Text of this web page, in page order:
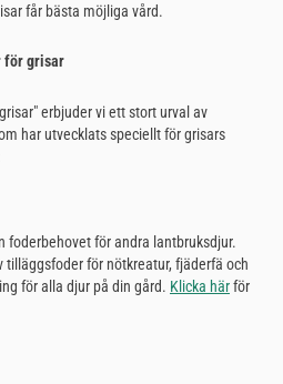
får bästa möjliga vård.
för grisar
erbjuder vi ett stort urval av
har utvecklats speciellt för grisars
foderbehovet för andra lantbruksdjur.
tilläggsfoder för nötkreatur, fjäderfä och
för alla djur på din gård. Klicka härför